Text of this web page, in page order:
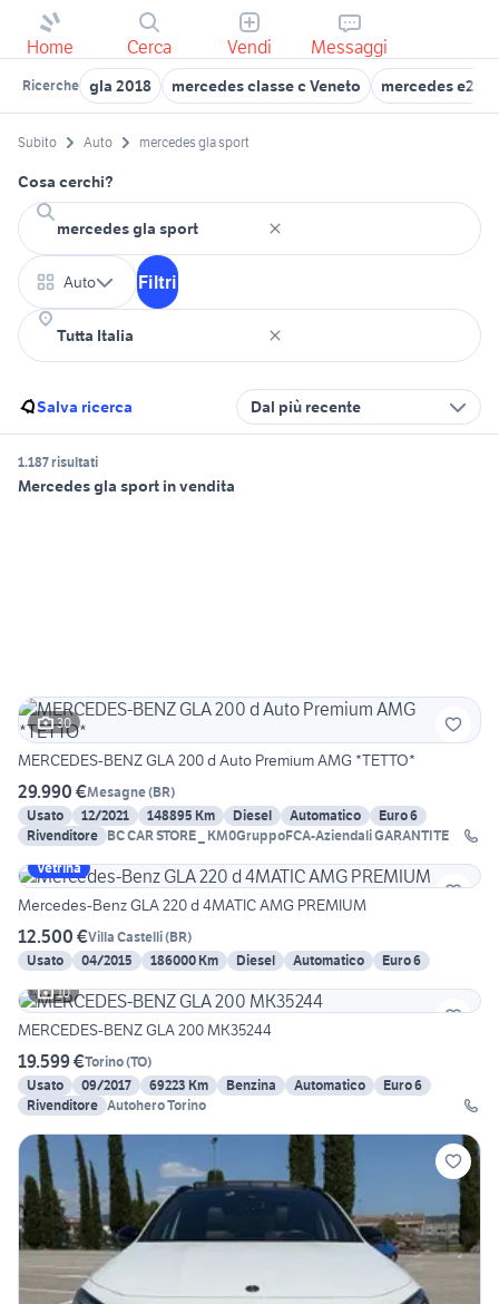
Home Cerca Vendi Messaggi
Ricerche gla 2018 mercedes classe c Veneto mercedes e250
Subito Auto mercedes gla sport
Cosa cerchi?
Auto Filtri
Salva ricerca Dal più recente
1.187 risultati
Mercedes gla sport in vendita
30
MERCEDES-BENZ GLA 200 d Auto Premium AMG *TETTO*
29.990 €Mesagne(BR)
Usato
12/2021 148895 Km Diesel Automatico
Euro 6
Rivenditore BC CAR STORE _ KM0GruppoFCA-Aziendali GARANTITE
Vetrina
Mercedes-Benz GLA 220 d 4MATIC AMG PREMIUM
12.500 €Villa Castelli(BR)
Usato
04/2015 186000 Km Diesel Automatico
Euro 6
10
MERCEDES-BENZ GLA 200 MK35244
19.599 €Torino(TO)
Usato
09/2017 69223 Km Benzina Automatico
Euro 6
Rivenditore Autohero Torino